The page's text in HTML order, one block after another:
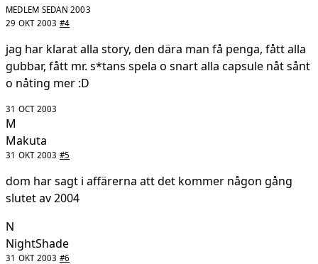
MEDLEM SEDAN 2003
29 OKT 2003 #4
jag har klarat alla story, den dära man få penga, fått alla
gubbar, fått mr. s*tans spela o snart alla capsule nåt sånt
o nåting mer :D
31 OCT 2003
M
Makuta
31 OKT 2003 #5
dom har sagt i affärerna att det kommer någon gång
slutet av 2004
N
NightShade
31 OKT 2003 #6